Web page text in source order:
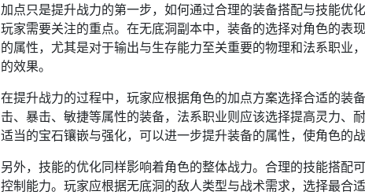
加点只是提升战力的第一步，如何通过合理的装备搭配与技能优
玩家需要关注的重点。在无底洞副本中，装备的选择对角色的表
的属性，尤其是对于输出与生存能力至关重要的物理和法系职业
的效果。
在提升战力的过程中，玩家应根据角色的加点方案选择合适的装
击、暴击、敏捷等属性的装备，法系职业则应该选择提高灵力、
适当的宝石镶嵌与强化，可以进一步提升装备的属性，使角色的战
另外，技能的优化同样影响着角色的整体战力。合理的技能搭配
控制能力。玩家应根据无底洞的敌人类型与战术需求，选择最合